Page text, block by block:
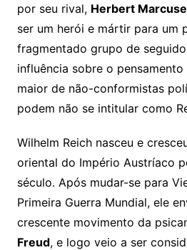
por seu rival, Herbert Marcuse
ser um herói e mártir para um
fragmentado grupo de
influência sobre o
maior de não-conformistas
podem não se intitular como
Wilhelm Reich nasceu e
oriental do Império Austríaco
século. Após mudar-se para
Primeira Guerra Mundial, ele
crescente movimento da
Freud, e logo veio a ser